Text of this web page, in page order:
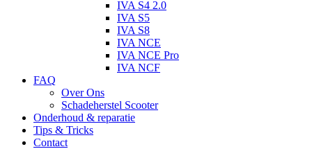
IVA S4 2.0
IVA S5
IVA S8
IVA NCE
IVA NCE Pro
IVA NCF
FAQ
Over Ons
Schadeherstel Scooter
Onderhoud & reparatie
Tips & Tricks
Contact